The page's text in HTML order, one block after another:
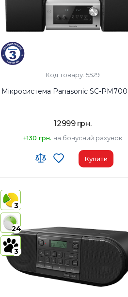
Код товару: 5529
Мікросистема Panasonic SC-
12999 грн.
+130 грн. на бонусний рахунок
Купити
Країна-виробник товару:
AirPlay:Ні
USB:USB Type-A x1
Bluetooth:
Так
3
24
3